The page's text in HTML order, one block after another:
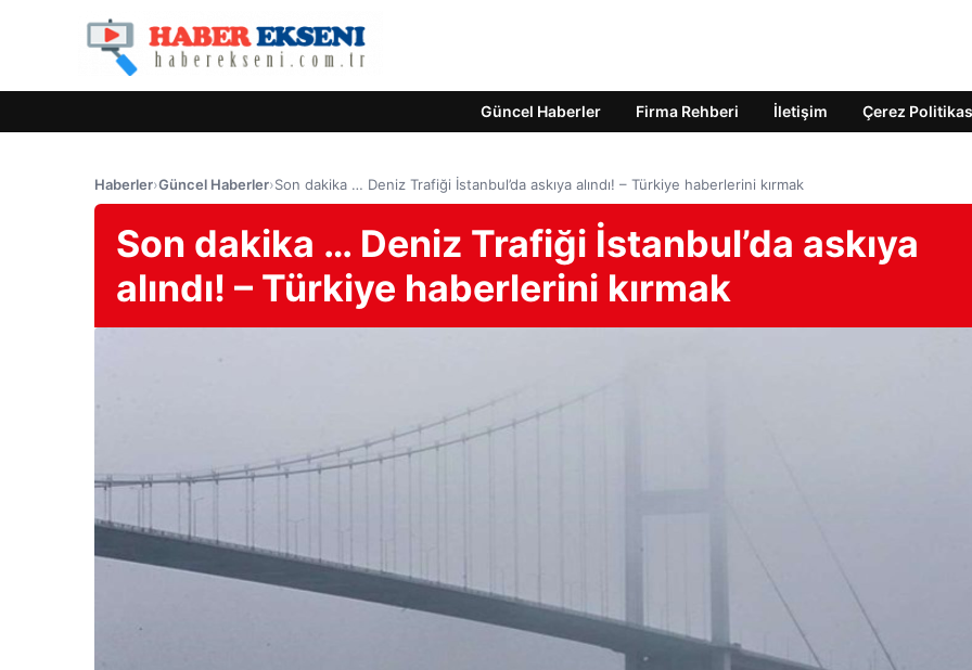
Güncel Haberler Firma Rehberi İletişim Çerez
Haberler›Güncel Haberler›Son dakika … Deniz Trafiği İstanbul’da askıya alındı! – Türkiye haberlerini kırmak
Son dakika … Deniz Trafiği İstanbul’da askıya
alındı! – Türkiye haberlerini kırmak